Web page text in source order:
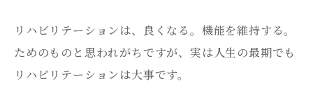
リハビリテーションは、良くなる。機能を維持する。
ためのものと思われがちですが、実は人生の最期でも
リハビリテーションは大事です。